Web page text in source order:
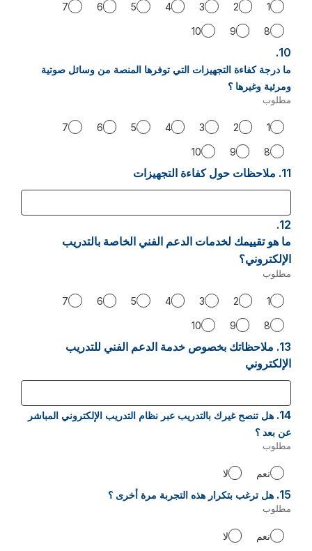
1
2
3
4
5
6
7
8
9
10
10.
10.
ما درجة كفاءة التجهيزات التي توفرها المنصة من وسائل صوتية
ومرئية وغيرها ؟
مطلوب
1
2
3
4
5
6
7
8
9
10
11. سؤال
ملاحظات حول كفاءة التجهيزات
12.
12.
ما هو تقييمك لخدمات الدعم الفني الخاصة بالتدريب
الإلكتروني؟
مطلوب
1
2
3
4
5
6
7
8
9
10
13. سؤال
13.
ملاحظاتك بخصوص خدمة الدعم الفني للتدريب
الإلكتروني
14. سؤال
14.
هل تنصح غيرك بالتدريب عبر نظام التدريب الإلكتروني المباشر
عن بعد ؟
مطلوب
نعم لا
15. سؤال
15.
هل ترغب بتكرار هذه التجربة مرة أخرى ؟
مطلوب
نعم لا